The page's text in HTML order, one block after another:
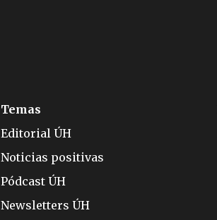
Temas
Editorial ÚH
Noticias positivas
Pódcast ÚH
Newsletters ÚH